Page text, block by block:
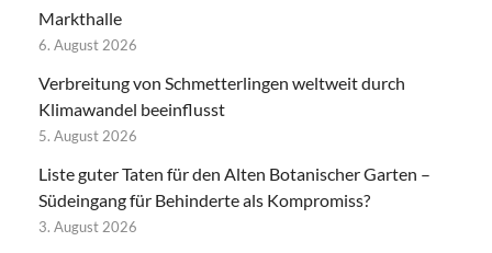
Markthalle
6. August 2026
Verbreitung von Schmetterlingen weltweit durch
Klimawandel beeinflusst
5. August 2026
Liste guter Taten für den Alten Botanischer Garten –
Südeingang für Behinderte als Kompromiss?
3. August 2026